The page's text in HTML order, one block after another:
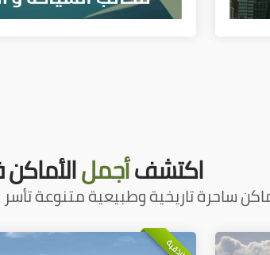
اكتشفأجمل
ساحرة تاريخية وطبيعية متنوعة